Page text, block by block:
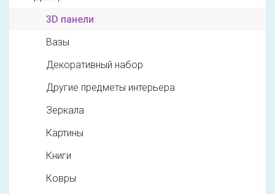
3D панели
Вазы
Декоративный набор
Другие предметы интерьера
Зеркала
Картины
Книги
Ковры